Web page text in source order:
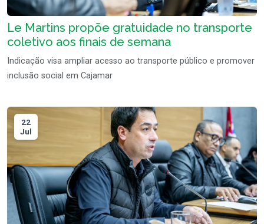
Le Martins propõe gratuidade no transporte
coletivo aos finais de semana
Indicação visa ampliar acesso ao transporte público e promover
inclusão social em Cajamar
22
Jul